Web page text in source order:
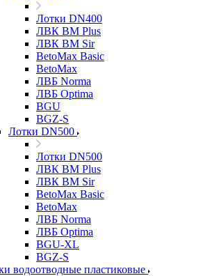
Лотки DN400
ЛВК ВМ Plus
ЛВК ВМ Sir
BetoMax Basic
BetoMax
ЛВБ Norma
ЛВБ Optima
BGU
BGZ-S
Лотки DN500
Лотки DN500
ЛВК ВМ Plus
ЛВК ВМ Sir
BetoMax Basic
BetoMax
ЛВБ Norma
ЛВБ Optima
BGU-XL
BGZ-S
водоотводные пластиковые